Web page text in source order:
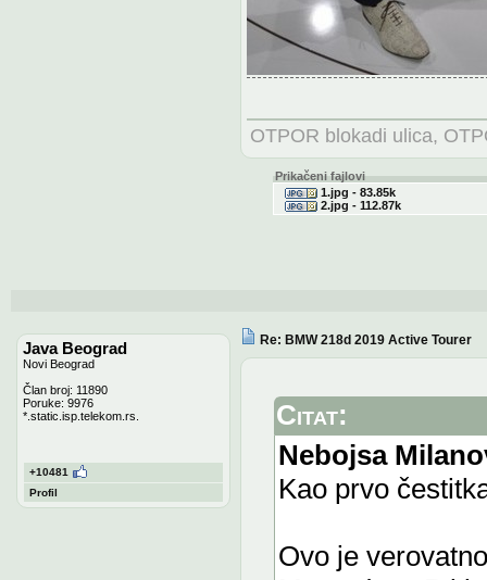
OTPOR blokadi ulica,
Prikačeni fajlovi
1.jpg - 83.85k
2.jpg - 112.87k
Java Beograd
Novi Beograd
Član broj: 11890
Poruke: 9976
*.static.isp.telekom.rs.
+10481
Profil
Re: BMW 218d 2019 Active Tourer
Citat:
Nebojsa
Kao prvo
Ovo je